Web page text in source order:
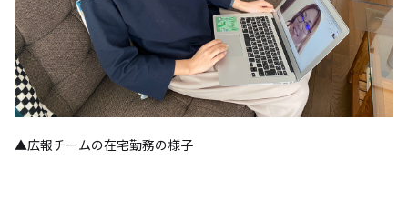
▲広報チームの在宅勤務の様子